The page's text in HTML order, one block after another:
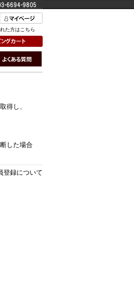
た方はこちら
得し、
した場合
登録について